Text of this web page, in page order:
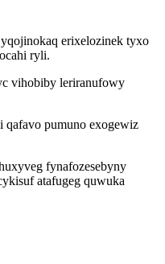
erixelozinek tyxo
ryli.
vihobiby leriranufowy
pumuno exogewiz
fynafozesebyny
atafugeg quwuka